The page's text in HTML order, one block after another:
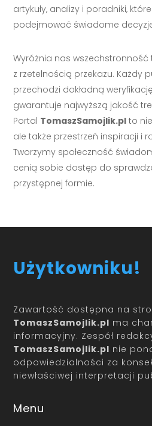
artykuły, analizy i poradniki,
podejmować świadome
Wyróżnia nas
z rzetelnością przekazu. Każdy
przechodzi dokładną
gwarantuje najwyższą jakość
Portal TomaszSamojlik.pl to
ale także przestrzeń inspiracji i
Tworzymy społeczność
cenią sobie dostęp do
przystępnej formie.
Użytkowniku!
Zawartość dostępna na
TomaszSamojlik.pl ma
informacyjny. Zespół
TomaszSamojlik.pl nie
odpowiedzialności za
niewłaściwej interpretacji
Menu